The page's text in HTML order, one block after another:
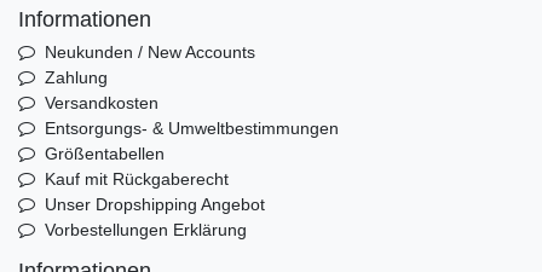
Informationen
Neukunden / New Accounts
Zahlung
Versandkosten
Entsorgungs- & Umweltbestimmungen
Größentabellen
Kauf mit Rückgaberecht
Unser Dropshipping Angebot
Vorbestellungen Erklärung